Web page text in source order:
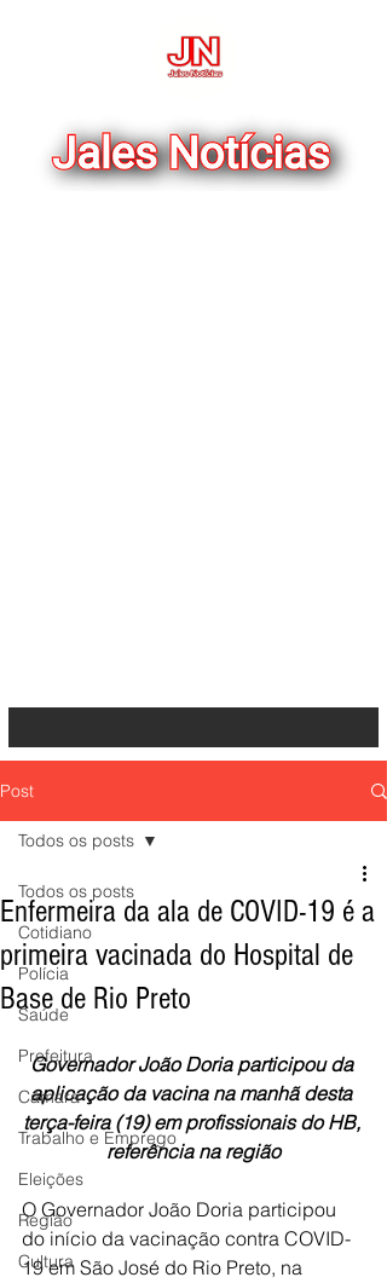
Post
Todos os posts
Cotidiano
Polícia
Saúde
Prefeitura
Câmara
Trabalho e Emprego
Eleições
Região
Cultura
Todos os posts
Enfermeira da ala de COVID-19 é a
primeira vacinada do Hospital de
Base de Rio Preto
Governador João Doria participou da
aplicação da vacina na manhã desta
terça-feira (19) em profissionais do HB,
referência na região
O Governador João Doria participou
do início da vacinação contra COVID-
19 em São José do Rio Preto, na